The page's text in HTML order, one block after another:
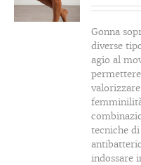
Gonna
diverse
agio al
tecniche
indossare